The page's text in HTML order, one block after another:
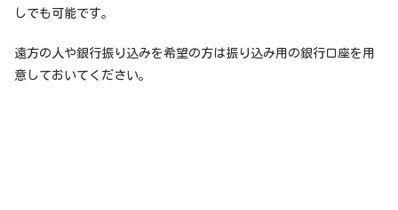
しでも可能です。
遠方の人や銀行振り込みを希望の方は振り込み用の銀行口座を用
意しておいてください。